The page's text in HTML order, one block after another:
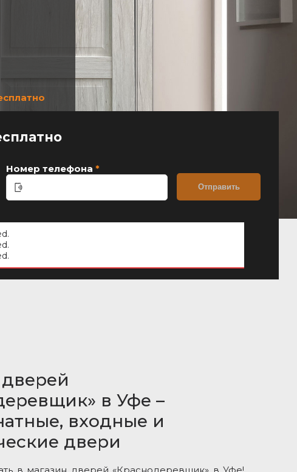
нашей установки —
Номер телефона *
сайта
в Уфе –
входные и
двери